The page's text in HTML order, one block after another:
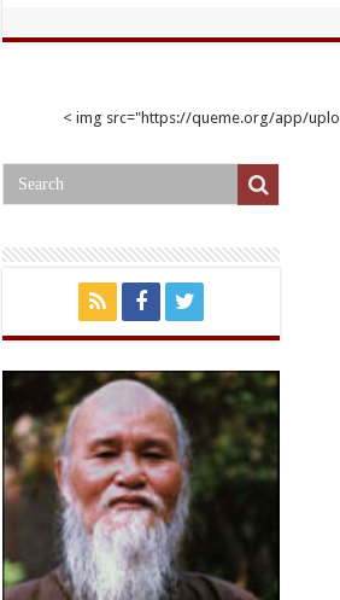
< img src="https://queme.org/app/